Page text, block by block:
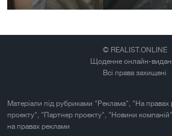
© REALIST.ONLINE
Щоденне онлайн-
Всі права захищені
Матеріали під рубриками "Реклама", "На
проекту", "Партнер проекту", "Новини
на правах реклами